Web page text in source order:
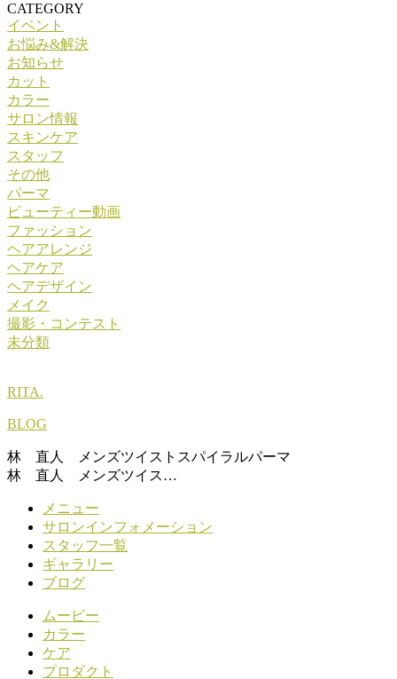
CATEGORY
イベント
お悩み&解決
お知らせ
カット
カラー
サロン情報
スキンケア
スタッフ
その他
パーマ
ビューティー動画
ファッション
ヘアアレンジ
ヘアケア
ヘアデザイン
メイク
撮影・コンテスト
未分類
RITA.
BLOG
林 直人 メンズツイストスパイラルパーマ
林 直人 メンズツイス…
メニュー
サロンインフォメーション
スタッフ一覧
ギャラリー
ブログ
ムービー
カラー
ケア
プロダクト